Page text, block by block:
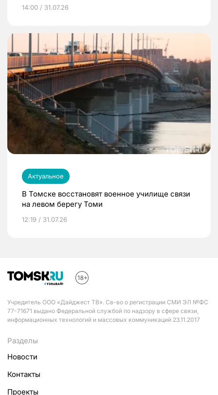
14:00 / 31.07.26
Актуальное
В Томске восстановят военное училище связи
на левом берегу Томи
12:19 / 31.07.26
Учредитель ООО «Дайджест ТВ». Св-во о регистрации СМИ ЭЛ №ФС
77-71671 выдано Федеральной службой по надзору в сфере связи,
информационных технологий и массовых коммуникаций 23.11.2017
Разделы
Новости
Контакты
Проекты